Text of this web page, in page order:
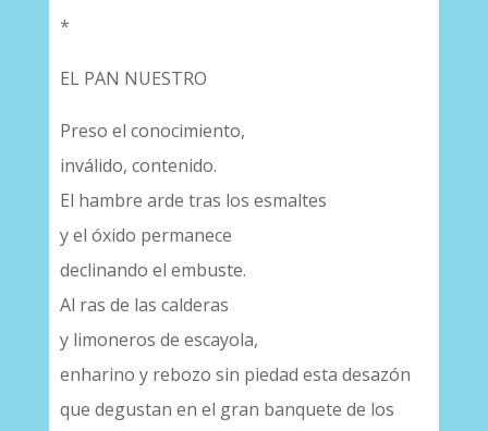
*
EL PAN NUESTRO
Preso el conocimiento,
inválido, contenido.
El hambre arde tras los esmaltes
y el óxido permanece
declinando el embuste.
Al ras de las calderas
y limoneros de escayola,
enharino y rebozo sin piedad esta desazón
que degustan en el gran banquete de los